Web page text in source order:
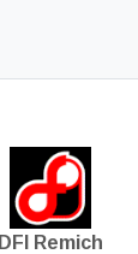
DFI Remich